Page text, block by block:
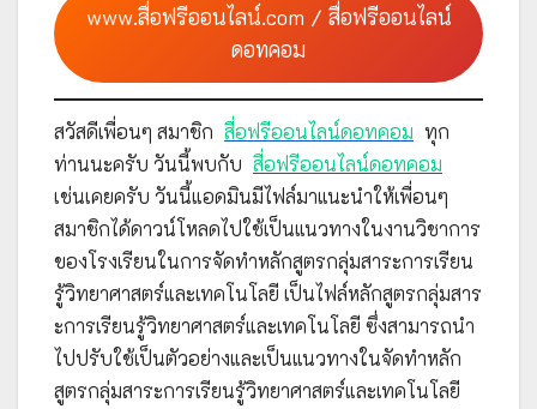
www.สื่อฟรีออนไลน์.com / สื่อฟรีออนไลน์
ดอทคอม
สวัสดีเพื่อนๆ สมาชิก สื่อฟรีออนไลน์ดอทคอม ทุก
ท่านนะครับ วันนี้พบกับ สื่อฟรีออนไลน์ดอทคอม
เช่นเคยครับ วันนี้แอดมินมีไฟล์มาแนะนำให้เพื่อนๆ
สมาชิกได้ดาวน์โหลดไปใช้เป็นแนวทางในงานวิชาการ
ของโรงเรียนในการจัดทำหลักสูตรกลุ่มสาระการเรียน
รู้วิทยาศาสตร์และเทคโนโลยี เป็นไฟล์หลักสูตรกลุ่มสาร
ะการเรียนรู้วิทยาศาสตร์และเทคโนโลยี ซึ่งสามารถนำ
ไปปรับใช้เป็นตัวอย่างและเป็นแนวทางในจัดทำหลัก
สูตรกลุ่มสาระการเรียนรู้วิทยาศาสตร์และเทคโนโลยี